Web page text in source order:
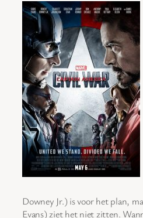
Downey Jr.) is voor het plan,
Evans) ziet het niet zitten.